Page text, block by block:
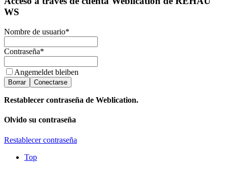
WS
Nombre de usuario*
Contraseña*
Angemeldet bleiben
Borrar Conectarse
Restablecer contraseña de Weblication.
Olvido su contraseña
Restablecer contraseña
Top